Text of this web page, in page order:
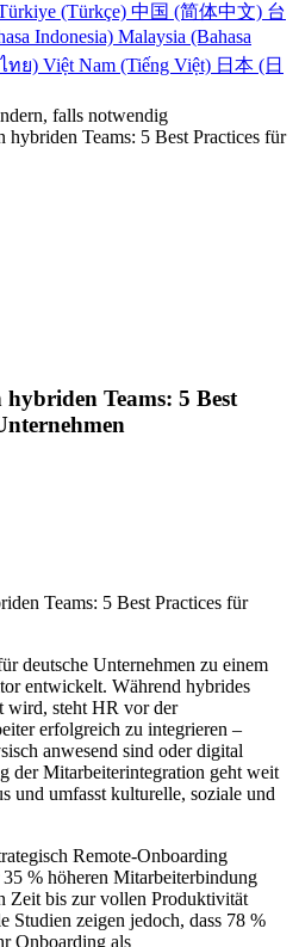
(Türkçe) 中国 (简体中文) 台
Indonesia) Malaysia (Bahasa
ทย) Việt Nam (Tiếng Việt) 日本 (日
falls notwendig
hybriden Teams: 5 Best Practices für
Teams: 5 Best
deutsche Unternehmen zu einem
entwickelt. Während hybrides
wird, steht HR vor der
erfolgreich zu integrieren –
anwesend sind oder digital
der Mitarbeiterintegration geht weit
und umfasst kulturelle, soziale und
Remote-Onboarding
% höheren Mitarbeiterbindung
Zeit bis zur vollen Produktivität
Studien zeigen jedoch, dass 78 %
Onboarding als